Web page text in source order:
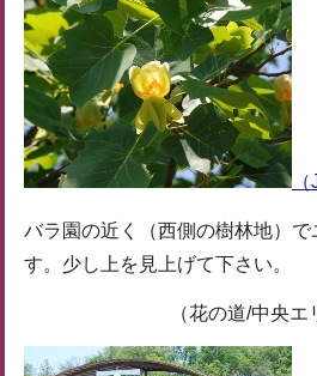
バラ園の近く（西側の樹林地）で
す。少し上を見上げて下さい。
（花の道/中央エ